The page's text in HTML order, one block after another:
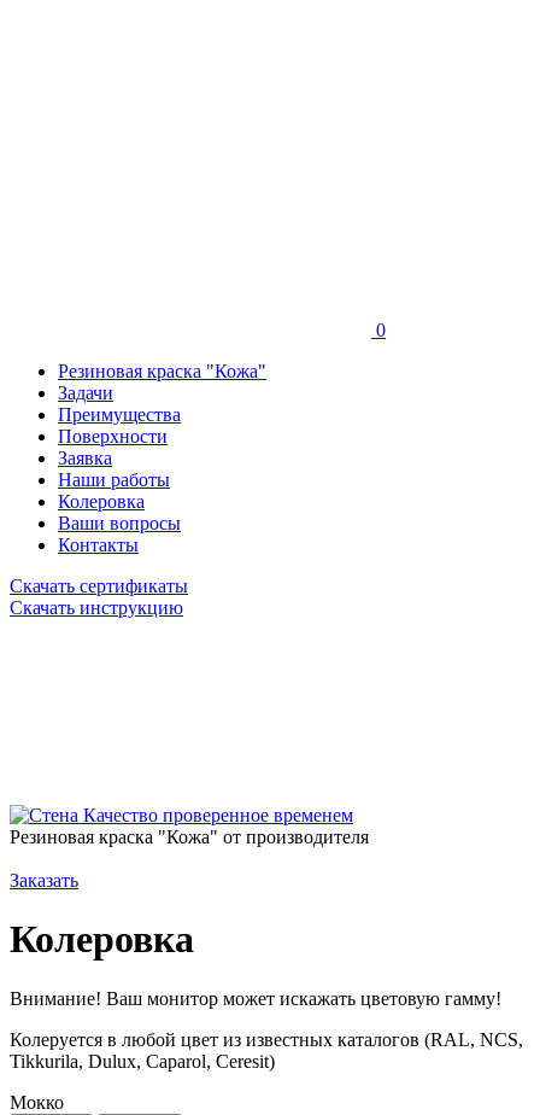
0
Резиновая краска "Кожа"
Задачи
Преимущества
Поверхности
Заявка
Наши работы
Колеровка
Ваши вопросы
Контакты
Скачать сертификаты
Скачать инструкцию
Качество проверенное временем
Резиновая краска "Кожа" от производителя
Заказать
Колеровка
Внимание! Ваш монитор может искажать цветовую гамму!
Колеруется в любой цвет из известных каталогов (RAL, NCS,
Tikkurila, Dulux, Caparol, Ceresit)
Мокко